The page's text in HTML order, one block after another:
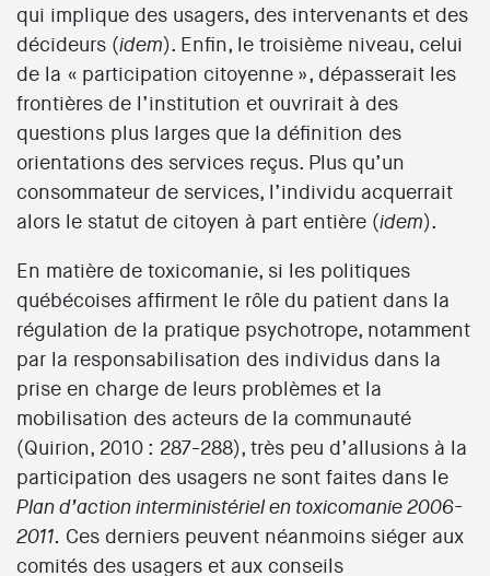
qui implique des usagers, des intervenants et des
décideurs (idem). Enfin, le troisième niveau, celui
de la « participation citoyenne », dépasserait les
frontières de l’institution et ouvrirait à des
questions plus larges que la définition des
orientations des services reçus. Plus qu’un
consommateur de services, l’individu acquerrait
alors le statut de citoyen à part entière (idem).
En matière de toxicomanie, si les politiques
québécoises affirment le rôle du patient dans la
régulation de la pratique psychotrope, notamment
par la responsabilisation des individus dans la
prise en charge de leurs problèmes et la
mobilisation des acteurs de la communauté
(Quirion, 2010 : 287-288), très peu d’allusions à la
participation des usagers ne sont faites dans le
Plan d’action interministériel en toxicomanie 2006-
2011. Ces derniers peuvent néanmoins siéger aux
comités des usagers et aux conseils